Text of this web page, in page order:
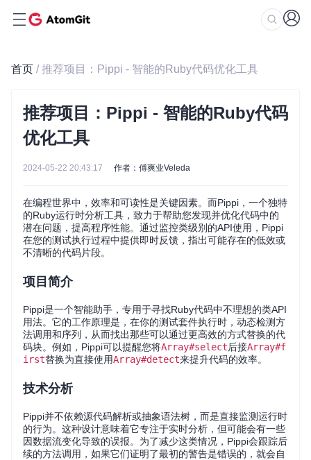
首页 / 推荐项目：Pippi - 智能的Ruby代码优化工具
推荐项目：Pippi - 智能的Ruby代码
优化工具
2024-05-22 20:43:17 作者：傅爽业Veleda
在编程世界中，效率和可读性是关键因素。而Pippi，一个独特
的Ruby运行时分析工具，致力于帮助您发现并优化代码中的
潜在问题，提高程序性能。通过监控类级别的API使用，Pippi
在您的测试执行过程中提供即时反馈，指出可能存在的低效或
不清晰的代码片段。
项目简介
Pippi是一个智能助手，专用于寻找Ruby代码中不理想的类API
用法。它的工作原理是，在你的测试套件执行时，动态检测方
法调用和序列，从而找出那些可以通过更高效的方式替换的代
码块。例如，Pippi可以提醒您将Array#select后接Array#f
irst替换为直接使用Array#detect来提升代码的效率。
技术分析
Pippi并不依赖源代码解析或抽象语法树，而是直接监测运行时
的行为。这种设计意味着它专注于实时分析，但可能会有一些
因数据流变化导致的误报。为了减少这类情况，Pippi会跟踪后
续的方法调用，如果它们证明了最初的警告是错误的，就会自